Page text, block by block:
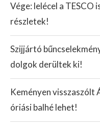
Vége: lelécel a TESCO
részletek!
Szijjártó
dolgok derültek ki!
Keményen visszaszólt
óriási balhé lehet!